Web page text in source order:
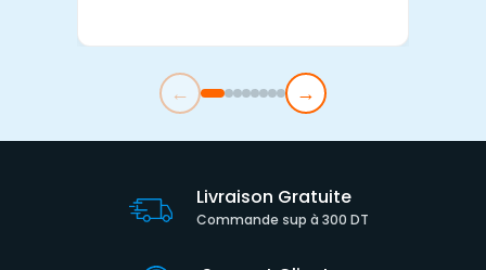
← →
Livraison Gratuite
Commande sup à 300 DT